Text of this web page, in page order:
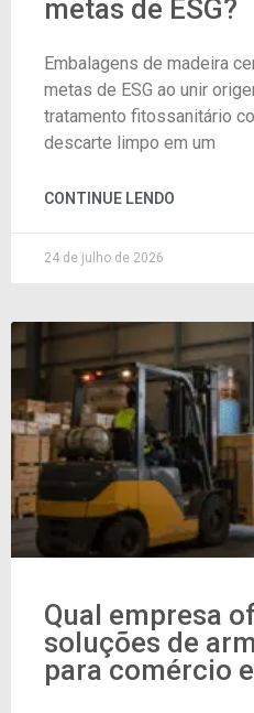
metas de ESG?
Embalagens de madeira
metas de ESG ao unir
tratamento fitossanitário
descarte limpo em um
CONTINUE LENDO
24 de julho de 2026
Qual empresa
soluções de
para comércio